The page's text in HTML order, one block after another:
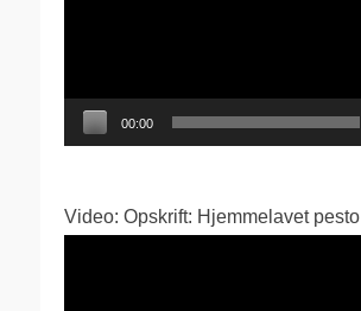
00:00
Video: Opskrift: Hjemmelavet pesto